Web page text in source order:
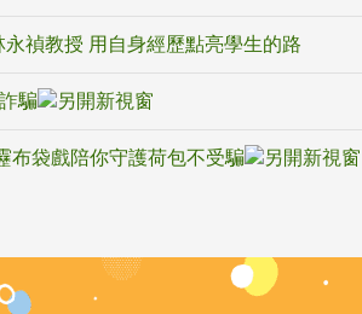
禎教授 用自身經歷點亮學生的路
騙
布袋戲陪你守護荷包不受騙